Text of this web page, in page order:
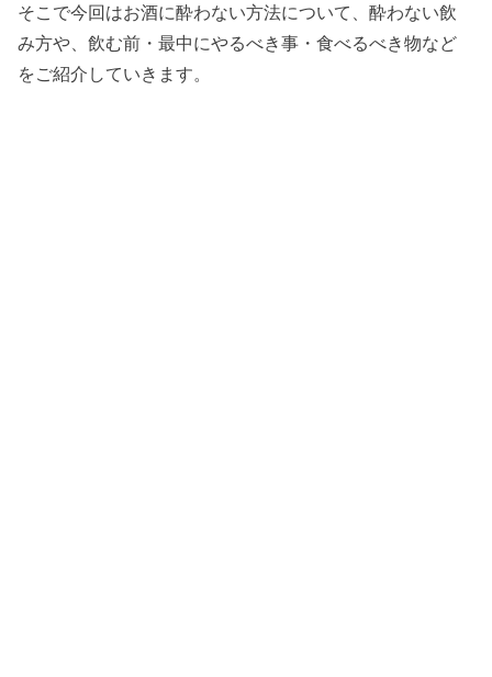
そこで今回はお酒に酔わない方法について、酔わない飲
み方や、飲む前・最中にやるべき事・食べるべき物など
をご紹介していきます。